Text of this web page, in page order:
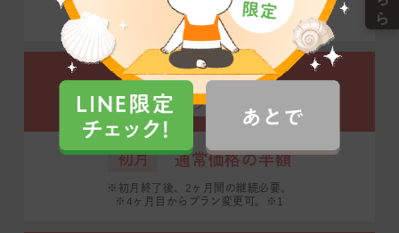
※3ヶ月間の継続必要。
※4ヶ月目からプラン変更可。※1
初月半額プラン
全プラン適用可
初月 通常価格の半額
※初月終了後、2ヶ月間の継続必要。
※4ヶ月目からプラン変更可。※1